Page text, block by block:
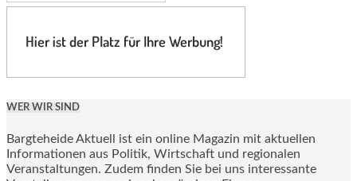
WER WIR SIND
Bargteheide Aktuell ist ein online Magazin mit aktuellen
Informationen aus Politik, Wirtschaft und regionalen
Veranstaltungen. Zudem finden Sie bei uns interessante